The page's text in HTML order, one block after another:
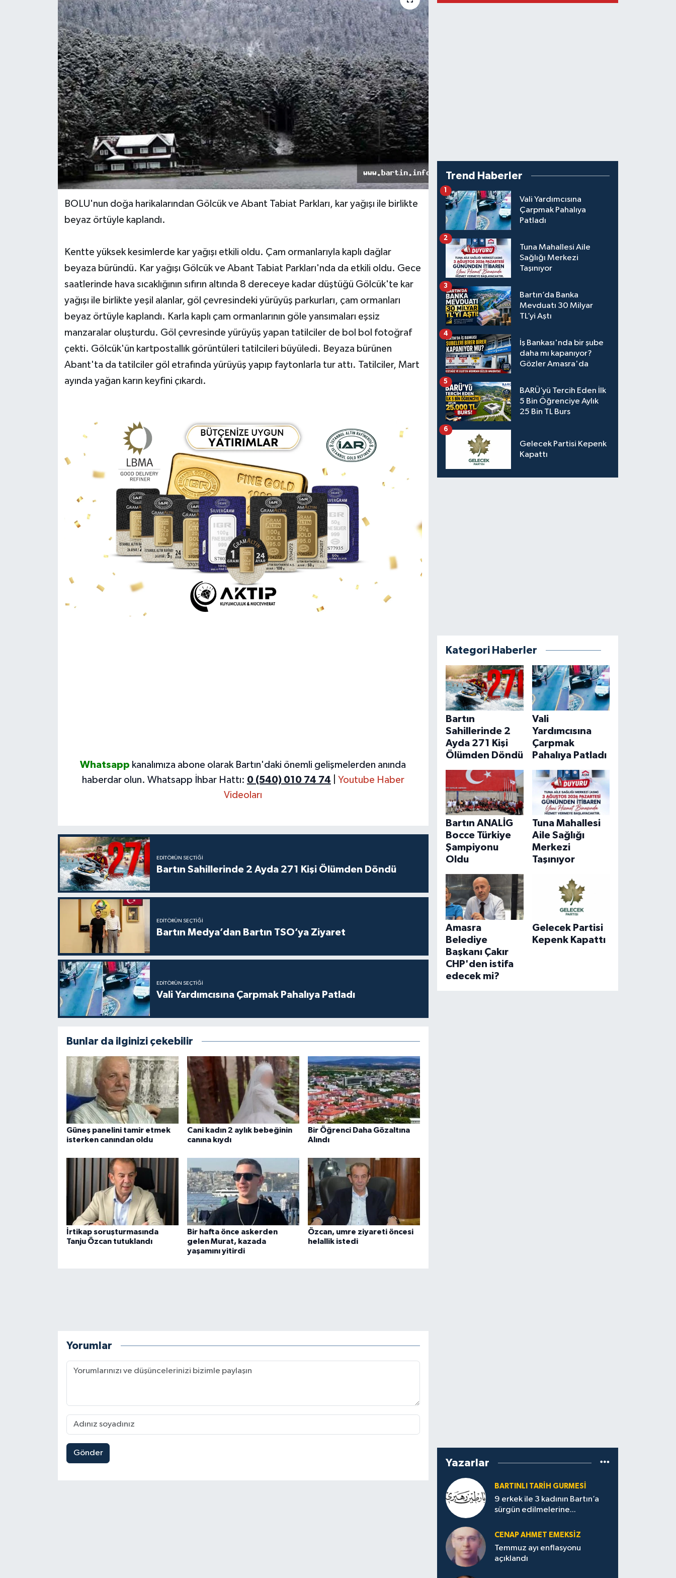
BOLU'nun doğa harikalarından Gölcük ve Abant Tabiat Parkları, kar yağışı ile birlikte
beyaz örtüyle kaplandı.
Kentte yüksek kesimlerde kar yağışı etkili oldu. Çam ormanlarıyla kaplı dağlar
beyaza büründü. Kar yağışı Gölcük ve Abant Tabiat Parkları'nda da etkili oldu. Gece
saatlerinde hava sıcaklığının sıfırın altında 8 dereceye kadar düştüğü Gölcük'te kar
yağışı ile birlikte yeşil alanlar, göl çevresindeki yürüyüş parkurları, çam ormanları
beyaz örtüyle kaplandı. Karla kaplı çam ormanlarının göle yansımaları eşsiz
manzaralar oluşturdu. Göl çevresinde yürüyüş yapan tatilciler de bol bol fotoğraf
çekti. Gölcük'ün kartpostallık görüntüleri tatilcileri büyüledi. Beyaza bürünen
Abant'ta da tatilciler göl etrafında yürüyüş yapıp faytonlarla tur attı. Tatilciler, Mart
ayında yağan karın keyfini çıkardı.
Whatsapp kanalımıza abone olarak Bartın'daki önemli gelişmelerden anında
haberdar olun. Whatsapp İhbar Hattı: 0 (540) 010 74 74
Youtube Haber
Videoları
EDITÖRÜN SEÇTIĞI
Bartın Sahillerinde 2 Ayda 271 Kişi Ölümden Döndü
EDITÖRÜN SEÇTIĞI
Bartın Medya’dan Bartın TSO’ya Ziyaret
EDITÖRÜN SEÇTIĞI
Vali Yardımcısına Çarpmak Pahalıya Patladı
Bunlar da ilginizi çekebilir
Güneş panelini tamir etmek
isterken canından oldu
Cani kadın 2 aylık bebeğinin
canına kıydı
Bir Öğrenci Daha Gözaltına
Alındı
İrtikap soruşturmasında
Tanju Özcan tutuklandı
Bir hafta önce askerden
gelen Murat, kazada
yaşamını yitirdi
Özcan, umre ziyareti öncesi
helallik istedi
Yorumlar
Gönder
Trend Haberler
Vali Yardımcısına
Çarpmak Pahalıya
Patladı
1
Tuna Mahallesi Aile
Sağlığı Merkezi
Taşınıyor
2
Bartın’da Banka
Mevduatı 30 Milyar
TL’yi Aştı
3
İş Bankası'nda bir şube
daha mı kapanıyor?
Gözler Amasra'da
4
BARÜ’yü Tercih Eden İlk
5 Bin Öğrenciye Aylık
25 Bin TL Burs
5
Gelecek Partisi Kepenk
Kapattı
6
Kategori Haberler
Bartın
Sahillerinde 2
Ayda 271 Kişi
Ölümden Döndü
Vali
Yardımcısına
Çarpmak
Pahalıya Patladı
Bartın ANALİG
Bocce Türkiye
Şampiyonu
Oldu
Tuna Mahallesi
Aile Sağlığı
Merkezi
Taşınıyor
Amasra
Belediye
Başkanı Çakır
CHP'den istifa
edecek mi?
Gelecek Partisi
Kepenk Kapattı
Yazarlar
BARTINLI TARIH GURMESI
9 erkek ile 3 kadının Bartın’a
sürgün edilmelerine...
CENAP AHMET EMEKSİZ
Temmuz ayı enflasyonu
açıklandı
Sinema
Sivil Toplum
Siyaset
Yerel Yönetimler